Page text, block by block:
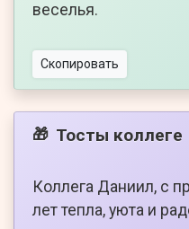
веселья.
Скопировать
🎁 Тосты коллеге
Коллега Даниил, с
лет тепла, уюта и